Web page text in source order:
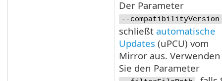
Der Parameter
--compatibilityVersion
schließt automatische
Updates (uPCU) vom
Mirror aus. Verwenden
Sie den Parameter